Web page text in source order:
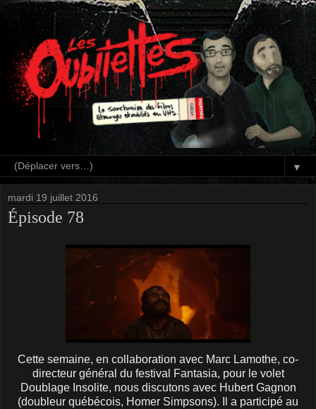
▼
mardi 19 juillet 2016
Épisode 78
Cette semaine, en collaboration avec Marc Lamothe, co-
directeur général du festival Fantasia, pour le volet
Doublage Insolite, nous discutons avec Hubert Gagnon
(doubleur québécois, Homer Simpsons). Il a participé au